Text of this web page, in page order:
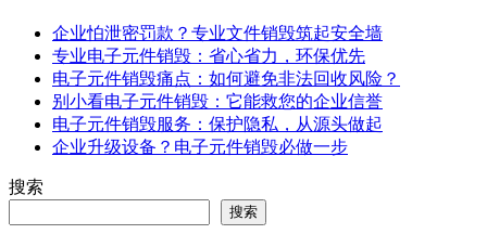
企业怕泄密罚款？专业文件销毁筑起安全墙
专业电子元件销毁：省心省力，环保优先
电子元件销毁痛点：如何避免非法回收风险？
别小看电子元件销毁：它能救您的企业信誉
电子元件销毁服务：保护隐私，从源头做起
企业升级设备？电子元件销毁必做一步
搜索
搜索